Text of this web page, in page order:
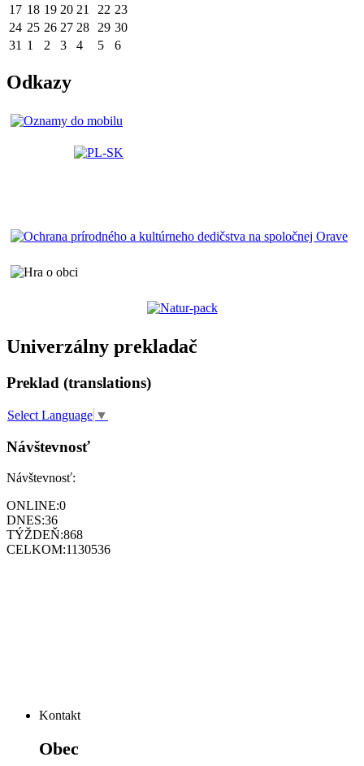
17 18 19 20 21 22 23
24 25 26 27 28 29 30
31 1 2 3 4 5 6
Odkazy
Univerzálny prekladač
Preklad (translations)
Select Language ▼
Návštevnosť
Návštevnosť:
ONLINE:0
DNES:36
TÝŽDEŇ:868
CELKOM:1130536
Kontakt
Obec